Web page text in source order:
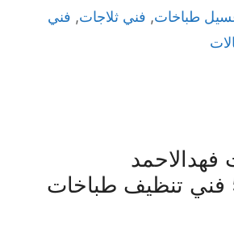
طباخات, فني ثلاجات, فني
50301080 فني تنظيف طباخات